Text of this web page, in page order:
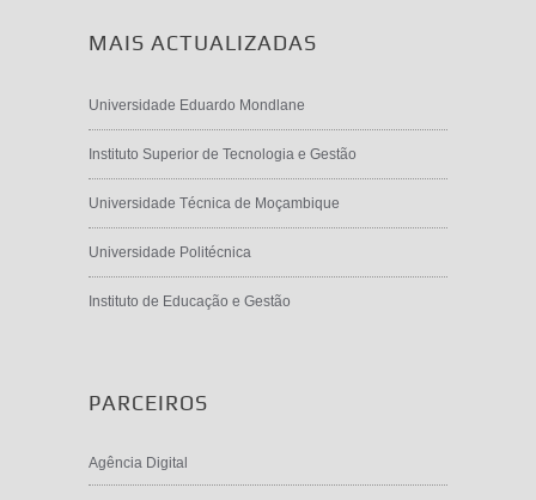
MAIS ACTUALIZADAS
Universidade Eduardo Mondlane
Instituto Superior de Tecnologia e Gestão
Universidade Técnica de Moçambique
Universidade Politécnica
Instituto de Educação e Gestão
PARCEIROS
Agência Digital